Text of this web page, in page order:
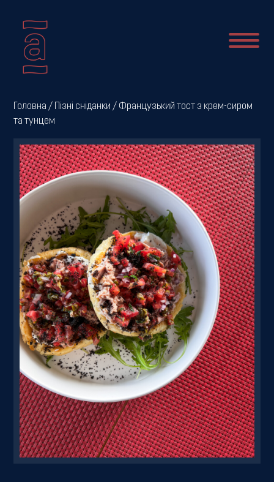
Про
нас
Новини
Меню
Галерея
Резервація
Головна / Пізні сніданки / Французький тост з крем-сиром
та тунцем